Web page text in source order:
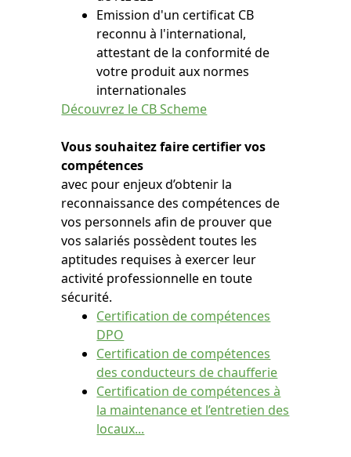
Emission d'un certificat CB
reconnu à l'international,
attestant de la conformité de
votre produit aux normes
internationales
Découvrez le CB Scheme
Vous souhaitez faire certifier vos
compétences
avec pour enjeux d’obtenir la
reconnaissance des compétences de
vos personnels afin de prouver que
vos salariés possèdent toutes les
aptitudes requises à exercer leur
activité professionnelle en toute
sécurité.
Certification de compétences
DPO
Certification de compétences
des conducteurs de chaufferie
Certification de compétences à
la maintenance et l’entretien des
locaux...